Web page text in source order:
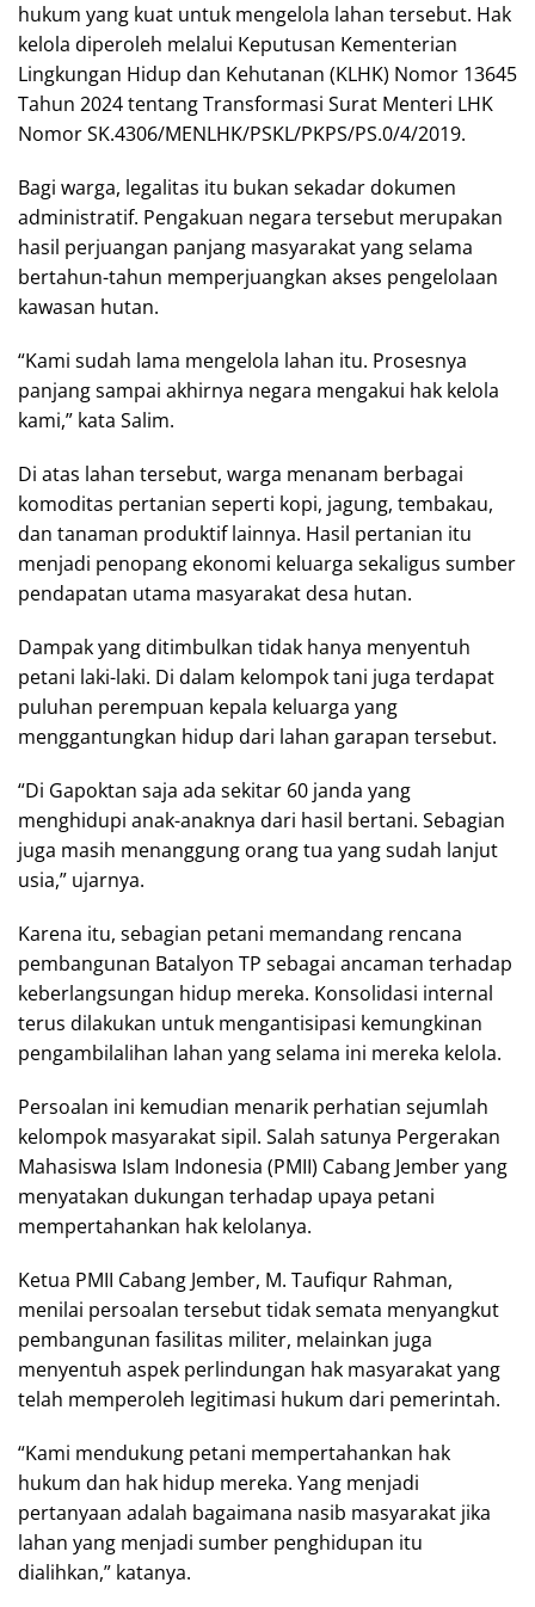
hukum yang kuat untuk mengelola lahan tersebut. Hak
kelola diperoleh melalui Keputusan Kementerian
Lingkungan Hidup dan Kehutanan (KLHK) Nomor 13645
Tahun 2024 tentang Transformasi Surat Menteri LHK
Nomor SK.4306/MENLHK/PSKL/PKPS/PS.0/4/2019.
Bagi warga, legalitas itu bukan sekadar dokumen
administratif. Pengakuan negara tersebut merupakan
hasil perjuangan panjang masyarakat yang selama
bertahun-tahun memperjuangkan akses pengelolaan
kawasan hutan.
“Kami sudah lama mengelola lahan itu. Prosesnya
panjang sampai akhirnya negara mengakui hak kelola
kami,” kata Salim.
Di atas lahan tersebut, warga menanam berbagai
komoditas pertanian seperti kopi, jagung, tembakau,
dan tanaman produktif lainnya. Hasil pertanian itu
menjadi penopang ekonomi keluarga sekaligus sumber
pendapatan utama masyarakat desa hutan.
Dampak yang ditimbulkan tidak hanya menyentuh
petani laki-laki. Di dalam kelompok tani juga terdapat
puluhan perempuan kepala keluarga yang
menggantungkan hidup dari lahan garapan tersebut.
“Di Gapoktan saja ada sekitar 60 janda yang
menghidupi anak-anaknya dari hasil bertani. Sebagian
juga masih menanggung orang tua yang sudah lanjut
usia,” ujarnya.
Karena itu, sebagian petani memandang rencana
pembangunan Batalyon TP sebagai ancaman terhadap
keberlangsungan hidup mereka. Konsolidasi internal
terus dilakukan untuk mengantisipasi kemungkinan
pengambilalihan lahan yang selama ini mereka kelola.
Persoalan ini kemudian menarik perhatian sejumlah
kelompok masyarakat sipil. Salah satunya Pergerakan
Mahasiswa Islam Indonesia (PMII) Cabang Jember yang
menyatakan dukungan terhadap upaya petani
mempertahankan hak kelolanya.
Ketua PMII Cabang Jember, M. Taufiqur Rahman,
menilai persoalan tersebut tidak semata menyangkut
pembangunan fasilitas militer, melainkan juga
menyentuh aspek perlindungan hak masyarakat yang
telah memperoleh legitimasi hukum dari pemerintah.
“Kami mendukung petani mempertahankan hak
hukum dan hak hidup mereka. Yang menjadi
pertanyaan adalah bagaimana nasib masyarakat jika
lahan yang menjadi sumber penghidupan itu
dialihkan,” katanya.